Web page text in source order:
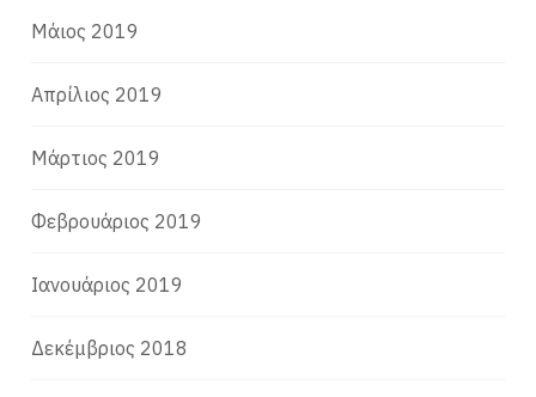
Μάιος 2019
Απρίλιος 2019
Μάρτιος 2019
Φεβρουάριος 2019
Ιανουάριος 2019
Δεκέμβριος 2018